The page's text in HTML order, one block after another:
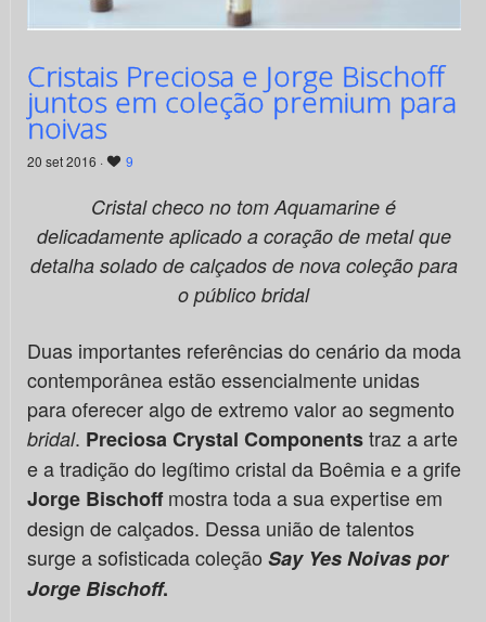
Cristais Preciosa e Jorge Bischoff
juntos em coleção premium para
noivas
20 set 2016 · 9
Cristal checo no tom Aquamarine é
delicadamente aplicado a coração de metal que
detalha solado de calçados de nova coleção para
o público bridal
Duas importantes referências do cenário da moda
contemporânea estão essencialmente unidas
para oferecer algo de extremo valor ao segmento
bridal. Preciosa Crystal Componentstraz a arte
e a tradição do legítimo cristal da Boêmia e a grife
Jorge Bischoffmostra toda a sua expertise em
design de calçados. Dessa união de talentos
surge a sofisticada coleção Say Yes Noivas por
Jorge Bischoff.